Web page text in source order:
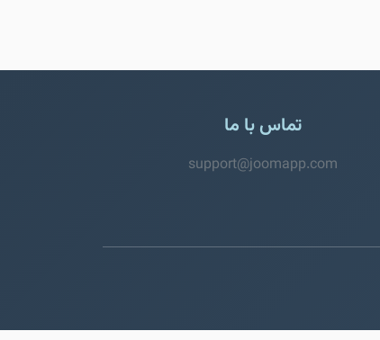
تماس با ما
support@joomapp.com